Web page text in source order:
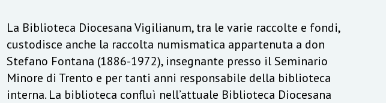
La Biblioteca Diocesana Vigilianum, tra le varie raccolte e fondi,
custodisce anche la raccolta numismatica appartenuta a don
Stefano Fontana (1886-1972), insegnante presso il Seminario
Minore di Trento e per tanti anni responsabile della biblioteca
interna. La biblioteca confluì nell’attuale Biblioteca Diocesana